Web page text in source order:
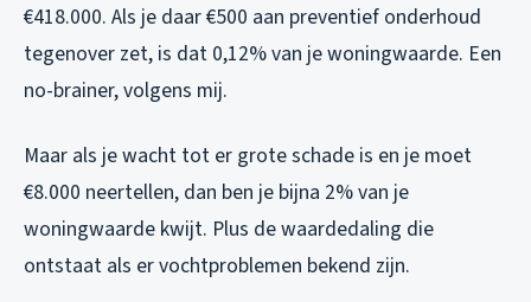
€418.000. Als je daar €500 aan preventief onderhoud
tegenover zet, is dat 0,12% van je woningwaarde. Een
no-brainer, volgens mij.
Maar als je wacht tot er grote schade is en je moet
€8.000 neertellen, dan ben je bijna 2% van je
woningwaarde kwijt. Plus de waardedaling die
ontstaat als er vochtproblemen bekend zijn.